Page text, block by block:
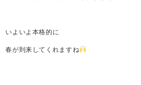
いよいよ本格的に
春が到来してくれますね